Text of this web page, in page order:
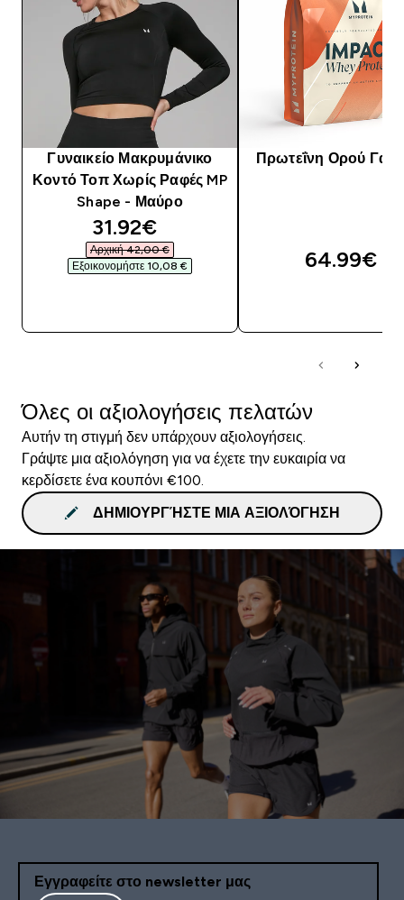
Γυναικείο Μακρυμάνικο
Κοντό Τοπ Χωρίς Ραφές MP
Shape - Μαύρο
discounted price
31.92€‎
Αρχική 42,00 €‎
Εξοικονομήστε 10,08 €‎
Πρωτεΐνη Ορού
64.99€‎
Όλες οι αξιολογήσεις πελατών
Αυτήν τη στιγμή δεν υπάρχουν αξιολογήσεις.
Γράψτε μια αξιολόγηση για να έχετε την ευκαιρία να
κερδίσετε ένα κουπόνι €100.
ΔΗΜΙΟΥΡΓΉΣΤΕ ΜΙΑ ΑΞΙΟΛΌΓΗΣΗ
Εγγραφείτε στο newsletter μας